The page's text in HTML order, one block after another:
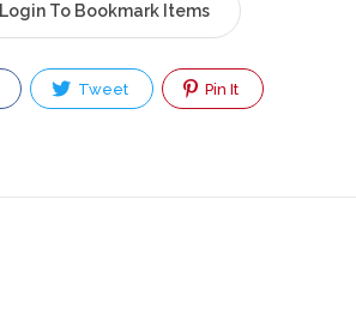
Login To Bookmark Items
Tweet Pin It